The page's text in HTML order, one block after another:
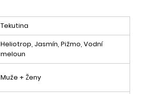
Tekutina
Heliotrop, Jasmín, Pižmo, Vodní
meloun
Muže + Ženy